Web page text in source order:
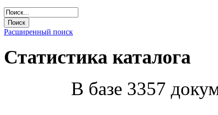
Расширенный поиск
Статистика каталога
В базе 3357